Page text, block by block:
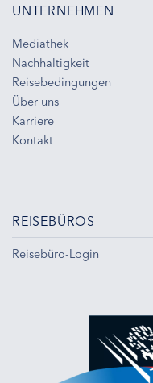
UNTERNEHMEN
Mediathek
Nachhaltigkeit
Reisebedingungen
Über uns
Karriere
Kontakt
REISEBÜROS
Reisebüro-Login